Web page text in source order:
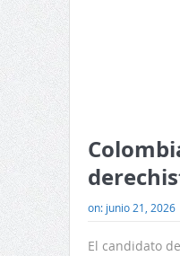
on: junio 21, 2026
El candidato